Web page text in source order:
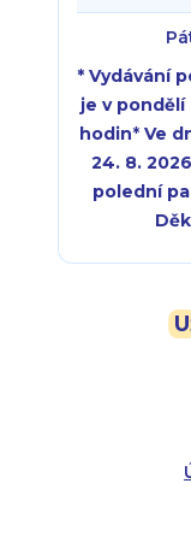
* Vydávání
je v pondělí
hodin* Ve
24. 8.
polední